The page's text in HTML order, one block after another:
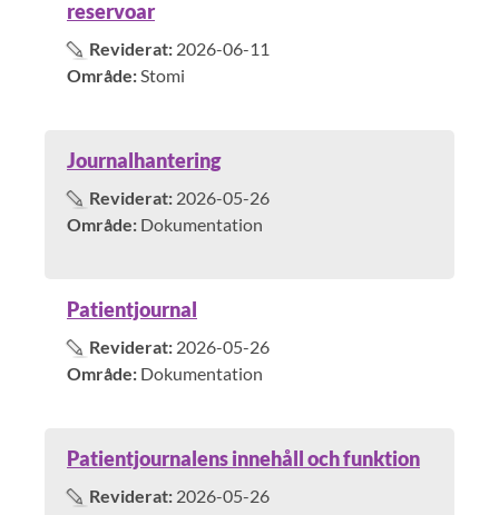
reservoar
Reviderat: 2026-06-11
Område:Stomi
Journalhantering
Reviderat: 2026-05-26
Område: Dokumentation
Patientjournal
Reviderat: 2026-05-26
Område: Dokumentation
Patientjournalens innehåll och funktion
Reviderat: 2026-05-26